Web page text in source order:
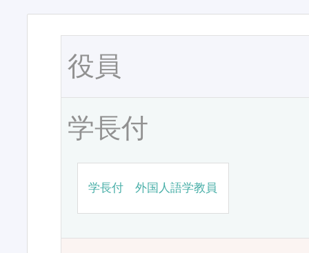
役員
学長付
学長付 外国人語学教員